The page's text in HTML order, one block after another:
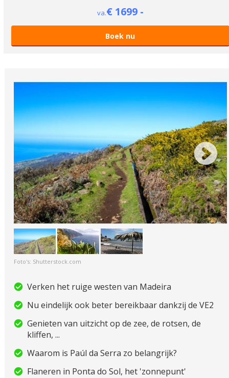
va.€ 1699 -
Boek nu
Foto's: Shutterstock.com
Verken het ruige westen van Madeira
Nu eindelijk ook beter bereikbaar dankzij de VE2
Genieten van uitzicht op de zee, de rotsen, de
kliffen, ...
Waarom is Paúl da Serra zo belangrijk?
Flaneren in Ponta do Sol, het 'zonnepunt'